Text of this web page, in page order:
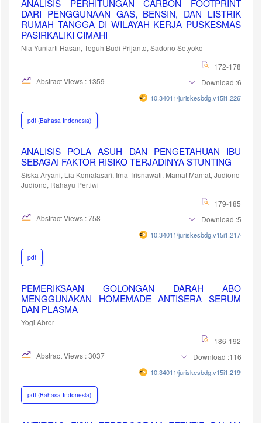
ANALISIS PERHITUNGAN CARBON FOOTPRINT
DARI PENGGUNAAN GAS, BENSIN, DAN LISTRIK
RUMAH TANGGA DI WILAYAH KERJA PUSKESMAS
PASIRKALIKI CIMAHI
Nia Yuniarti Hasan, Teguh Budi Prijanto, Sadono Setyoko
172-178
Abstract Views : 1359
Download :648
10.34011/juriskesbdg.v15i1.2267
pdf (Bahasa Indonesia)
ANALISIS POLA ASUH DAN PENGETAHUAN IBU
SEBAGAI FAKTOR RISIKO TERJADINYA STUNTING
Siska Aryani, Lia Komalasari, Irna Trisnawati, Mamat Mamat, Judiono
Judiono, Rahayu Pertiwi
179-185
Abstract Views : 758
Download :519
10.34011/juriskesbdg.v15i1.2174
pdf
PEMERIKSAAN GOLONGAN DARAH ABO
MENGGUNAKAN HOMEMADE ANTISERA SERUM
DAN PLASMA
Yogi Abror
186-192
Abstract Views : 3037
Download :11620
10.34011/juriskesbdg.v15i1.2199
pdf (Bahasa Indonesia)